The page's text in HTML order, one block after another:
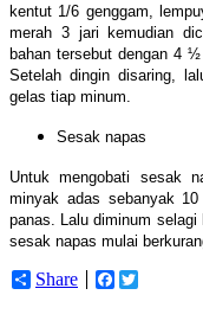
kentut 1/6 genggam,
merah 3 jari kemudian
bahan tersebut dengan 4
Setelah dingin disaring,
gelas tiap minum.
Sesak napas
Untuk mengobati sesak
minyak adas sebanyak
panas. Lalu diminum
sesak napas mulai
Share Facebook